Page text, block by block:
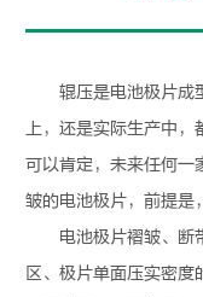
辊压是电池极片成
上，还是实际生产中
可以肯定，未来任何一
皱的电池极片，前提是
电池极片褶皱、断
区、极片单面压实密